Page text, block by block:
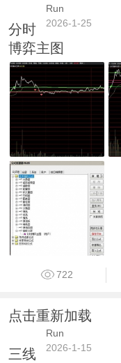
Run
2026-1-25
分时
博弈主图
722
点击重新加载
Run
2026-1-15
三线